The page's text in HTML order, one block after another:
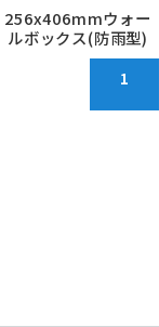
256x406mmウォー
ルボックス(防雨型)
1